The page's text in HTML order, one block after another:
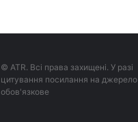
© ATR. Всі права захищені. У разі
цитування посилання на джерело
обов'язкове